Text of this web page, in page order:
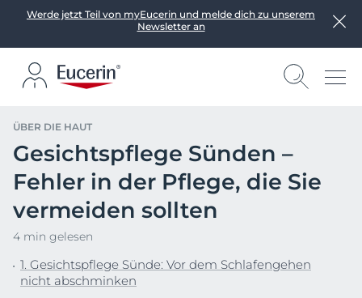
Werde jetzt Teil von myEucerin und melde dich zu unserem
Newsletter an
ÜBER DIE HAUT
Gesichtspflege Sünden –
Fehler in der Pflege, die Sie
vermeiden sollten
4 min gelesen
1. Gesichtspflege Sünde: Vor dem Schlafengehen
nicht abschminken